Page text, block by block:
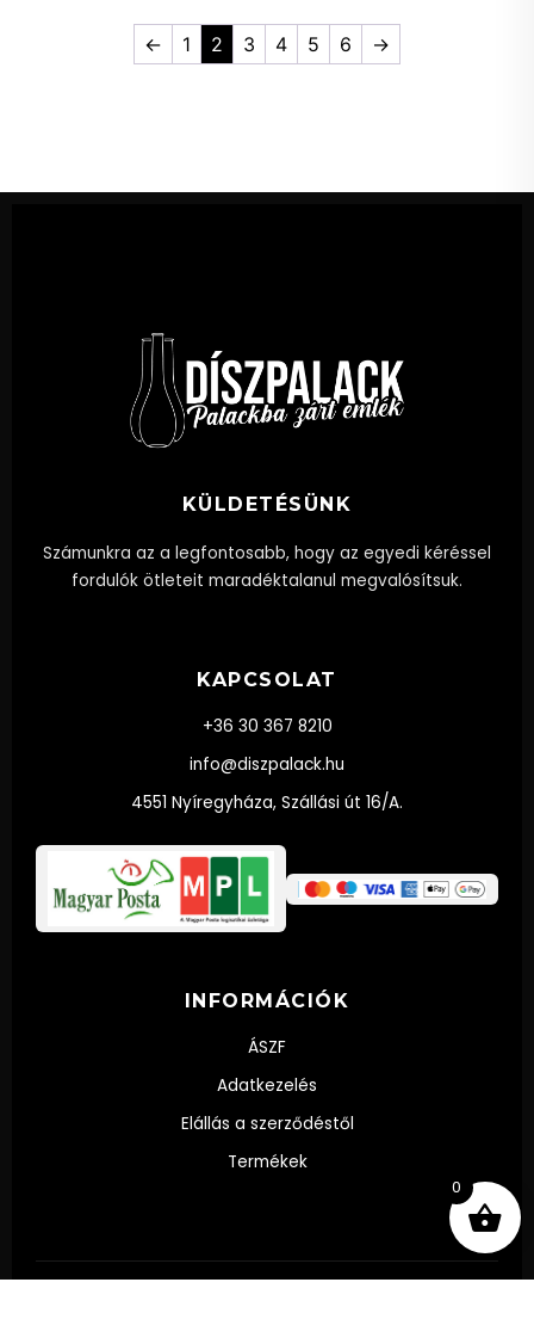
← 1 2 3 4 5 6 →
KÜLDETÉSÜNK
Számunkra az a legfontosabb, hogy az egyedi kéréssel
fordulók ötleteit maradéktalanul megvalósítsuk.
KAPCSOLAT
+36 30 367 8210
info@diszpalack.hu
4551 Nyíregyháza, Szállási út 16/A.
INFORMÁCIÓK
ÁSZF
Adatkezelés
Elállás a szerződéstől
Termékek
0